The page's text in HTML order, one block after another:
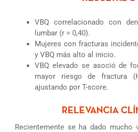
VBQ correlacionado con
lumbar (r = 0,40).
Mujeres con fracturas
y VBQ más alto al inicio.
VBQ elevado se asoció de
mayor riesgo de fractura
ajustando por T-score.
Recientemente se ha dado mucho